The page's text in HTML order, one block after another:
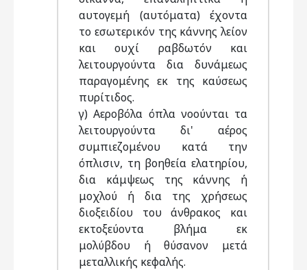
αυτογεμή (αυτόματα) έχοντα
το εσωτερικόν της κάννης λείον
και ουχί ραβδωτόν και
λειτουργούντα δια δυνάμεως
παραγομένης εκ της καύσεως
πυρίτιδος.
γ) Αεροβόλα όπλα νοούνται τα
λειτουργούντα δι' αέρος
συμπιεζομένου κατά την
όπλισιν, τη βοηθεία ελατηρίου,
δια κάμψεως της κάννης ή
μοχλού ή δια της χρήσεως
διοξειδίου του άνθρακος και
εκτοξεύοντα βλήμα εκ
μολύβδου ή θύσανον μετά
μεταλλικής κεφαλής.